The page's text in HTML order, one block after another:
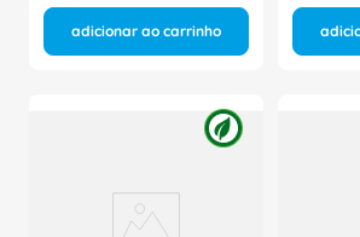
adicionar ao carrinho